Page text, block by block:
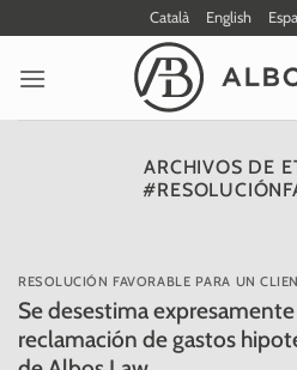
al
contenido
Català English
ARCHIVOS DE
RESOLUCIÓN FAVORABLE PARA UN
Se desestima
reclamación de gastos